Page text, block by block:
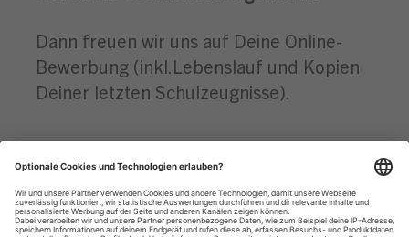
Dann freuen wir uns auf Deine Online-
Bewerbung (inkl.Lebenslauf und Kopien
Deiner letzten Schulzeugnisse).
Datenschutzhinweise